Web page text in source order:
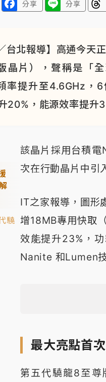
分享 分享
台北報導】高通今
晶片），聲稱是「
率提升至4.6GHz，
20%，能源效率提升
驍
該晶片採用台積電
次在行動晶片中引
IT之家報導，圖形
增18MB專用快取
效能提升23%，
Nanite 和Lumen
最大亮點首
第五代驍龍8至尊